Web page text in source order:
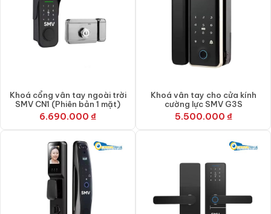
Khoá cổng vân tay ngoài trời
SMV CN1 (Phiên bản 1 mặt)
6.690.000 ₫
Khoá vân tay cho cửa kính
cường lực SMV G3S
5.500.000 ₫